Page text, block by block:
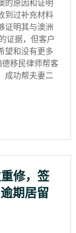
的原因和证明
到过补充材料
证明其与澳洲
证据，但客户
望和没有更多
移民律师帮客
成功帮夫妻二
修，签
期居留